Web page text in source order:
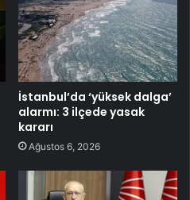
İstanbul’da ‘yüksek dalga’
alarmı: 3 ilçede yasak
kararı
Ağustos 6, 2026